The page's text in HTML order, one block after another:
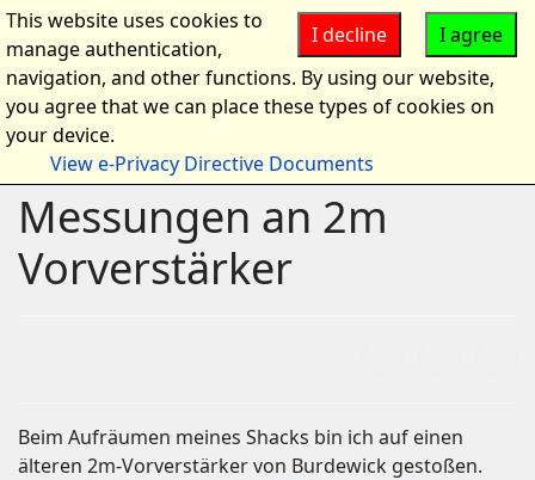
Messungen an 2m
Vorverstärker
Beim Aufräumen meines Shacks bin ich auf einen
älteren 2m-Vorverstärker von Burdewick gestoßen.
I agree
I decline
This website uses cookies to
manage authentication,
navigation, and other functions. By using our website,
you agree that we can place these types of cookies on
your device.
View e-Privacy Directive Documents